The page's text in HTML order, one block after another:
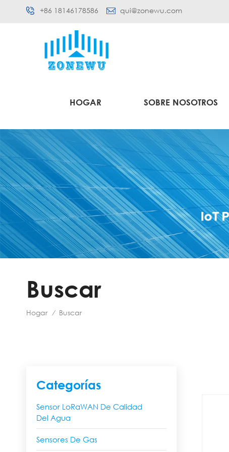
+86 18146178586 qui@zonewu.com
HOGAR SOBRE NOSOTROS
Buscar
Hogar / Buscar
Categorías
Sensor LoRaWAN De Calidad
Del Agua
Sensores De Gas